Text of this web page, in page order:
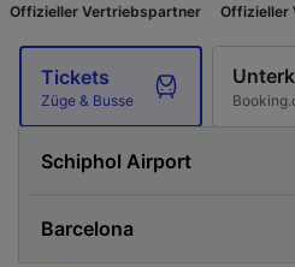
Offizieller Vertriebspartner
Tickets
Züge & Busse